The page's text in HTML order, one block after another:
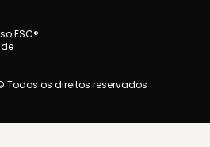
FSC®
Todos os direitos reservados